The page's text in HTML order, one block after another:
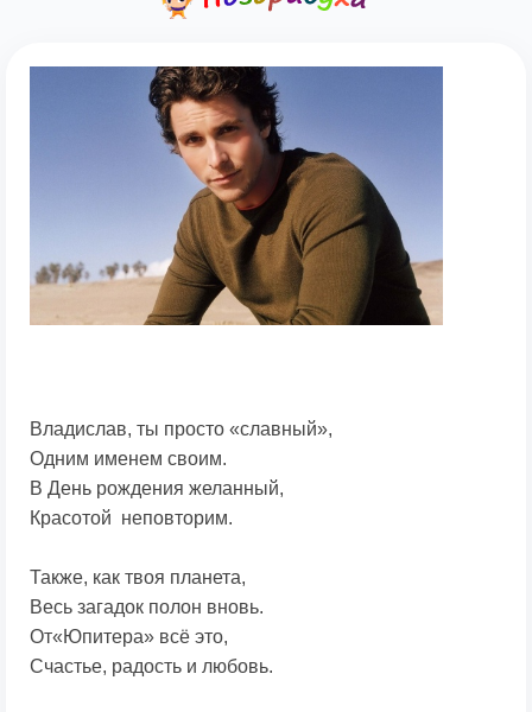
Владислав, ты просто «славный»,
Одним именем своим.
В День рождения желанный,
Красотой неповторим.
Также, как твоя планета,
Весь загадок полон вновь.
От«Юпитера» всё это,
Счастье, радость и любовь.